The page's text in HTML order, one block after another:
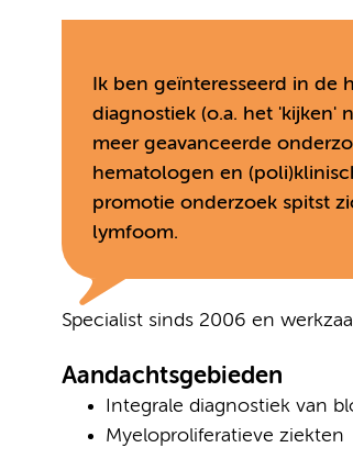
Ik ben geïnteresseerd in
diagnostiek (o.a. het 'kijken'
meer geavanceerde
hematologen en
promotie onderzoek spitst
lymfoom.
Specialist sinds 2006 en
Aandachtsgebieden
Integrale diagnostiek van
Myeloproliferatieve ziekten